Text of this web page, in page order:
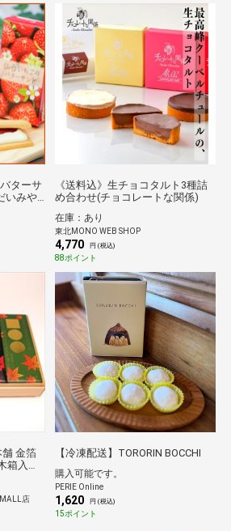
ターサ
いみや
《送料込》生チョコタルト3種詰
め合わせ(チョコレートな関係)
在庫：あり
東北MONO WEB SHOP
4,770 円 (税込)
88ポイント
金箔
箱入ギ
店
【冷凍配送】TORORIN BOCCHI
購入可能です。
PERIE Online
1,620 円 (税込)
15ポイント